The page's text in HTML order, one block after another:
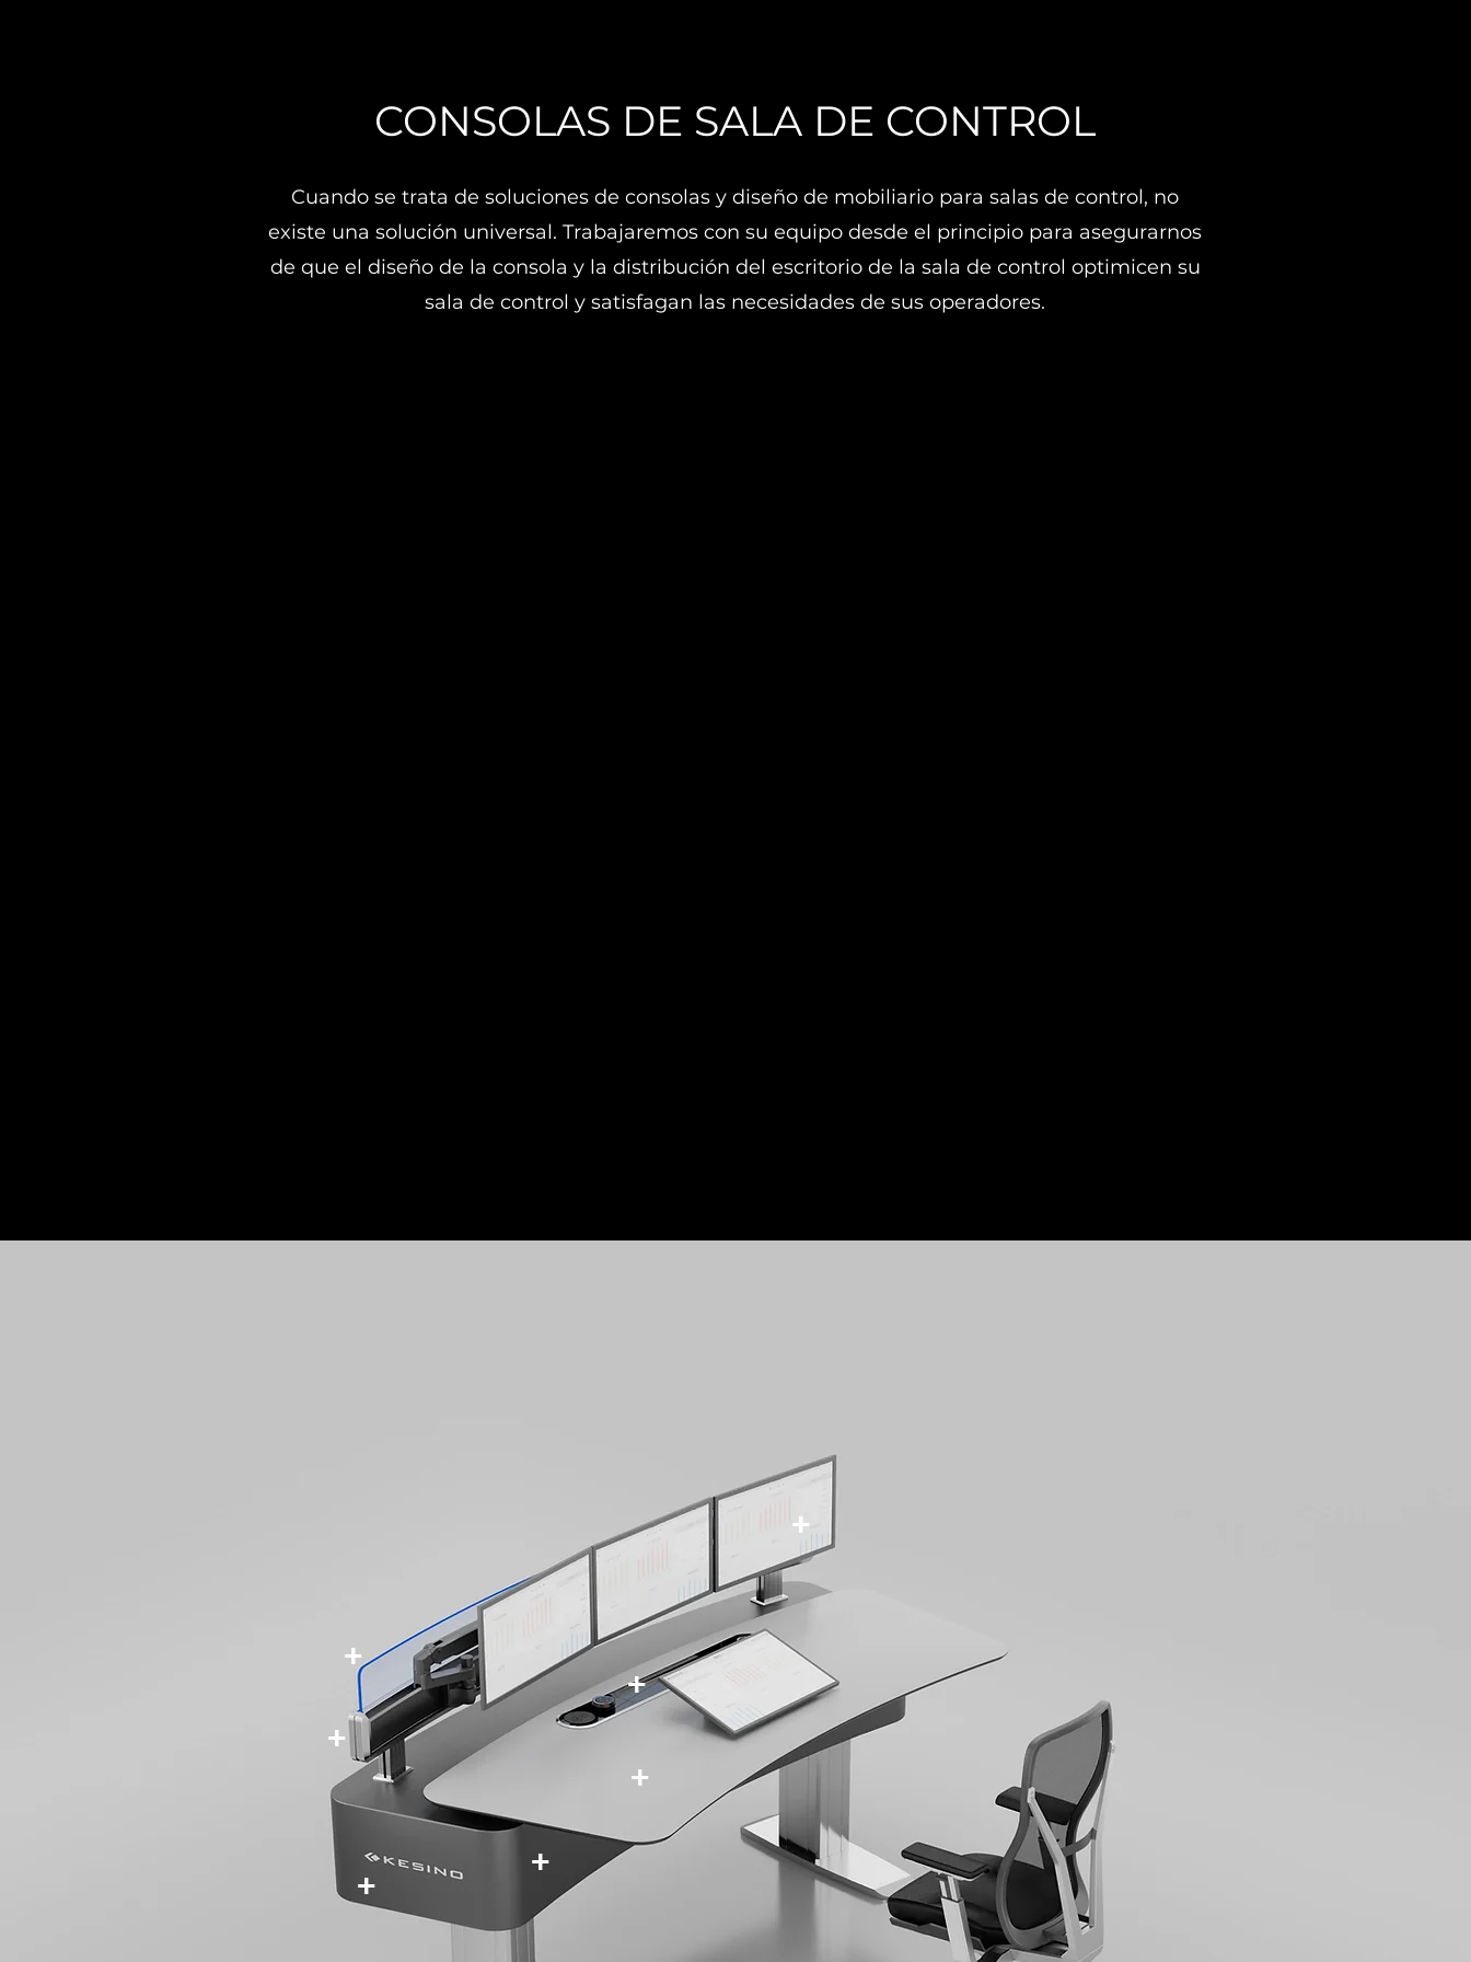
CONSOLAS DE SALA DE CONTROL
Cuando se trata de soluciones de consolas y diseño de mobiliario para salas de control, no
existe una solución universal. Trabajaremos con su equipo desde el principio para asegurarnos
de que el diseño de la consola y la distribución del escritorio de la sala de control optimicen su
sala de control y satisfagan las necesidades de sus operadores.
+
+
+
+
+
+
+